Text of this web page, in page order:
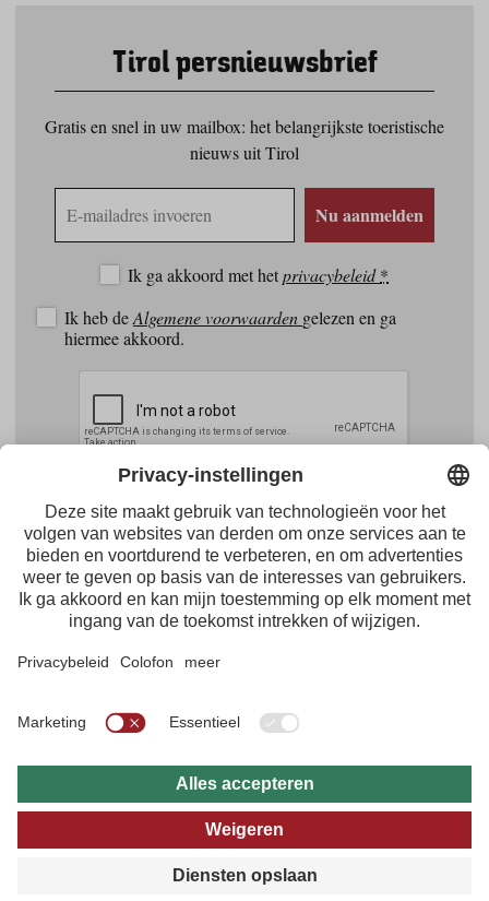
Tirol persnieuwsbrief
Gratis en snel in uw mailbox: het belangrijkste toeristische
nieuws uit Tirol
mailadres
Nu aanmelden
Ik ga akkoord met hetprivacybeleid*
Ik heb deAlgemene voorwaarden gelezen en ga
hiermee akkoord.
Maria-Theresien-Straße 55 · 6020 Innsbruck
RSS-feeds
Impressum
Gegevensbescherming
Algemene voorwaarden
B2B
Privacy-instellingen
FacebookYoutubeInstagramPinterestFeed